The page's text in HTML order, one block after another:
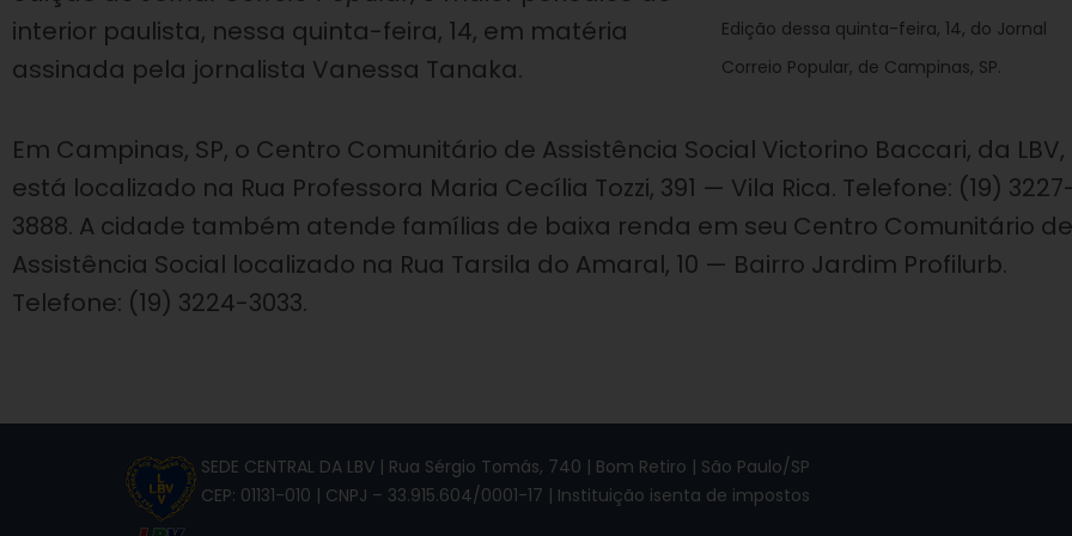
Edição dessa quinta-feira, 14, do Jornal
Correio Popular, de Campinas, SP.
interior paulista, nessa quinta-feira, 14, em matéria
assinada pela jornalista Vanessa Tanaka.
Em Campinas, SP, o Centro Comunitário de Assistência Social Victorino Baccari, da LBV,
está localizado na Rua Professora Maria Cecília Tozzi, 391 — Vila Rica. Telefone: (19)
3888. A cidade também atende famílias de baixa renda em seu Centro Comunitário de
Assistência Social localizado na Rua Tarsila do Amaral, 10 — Bairro Jardim Profilurb.
Telefone: (19) 3224-3033.
SEDE CENTRAL DA LBV | Rua Sérgio Tomás, 740 | Bom Retiro | São Paulo/SP
CEP: 01131-010 | CNPJ – 33.915.604/0001-17 | Instituição isenta de impostos